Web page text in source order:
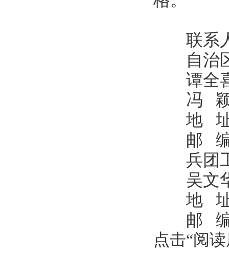
联系人
自治区
谭全喜
冯 颖
地 址：
邮 编
兵团工
吴文华
地 址
邮 编
点击“阅